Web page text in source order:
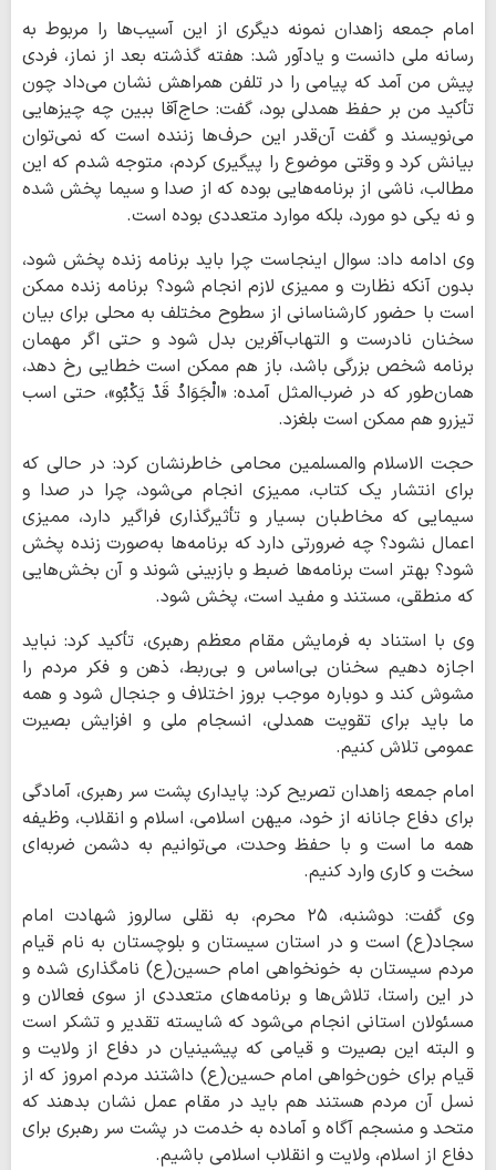
امام جمعه زاهدان نمونه دیگری از این آسیب‌ها را مربوط به
رسانه ملی دانست و یادآور شد: هفته گذشته بعد از نماز، فردی
پیش من آمد که پیامی را در تلفن همراهش نشان می‌داد چون
تأکید من بر حفظ همدلی بود، گفت: حاج‌آقا ببین چه چیزهایی
می‌نویسند و گفت آن‌قدر این حرف‌ها زننده است که نمی‌توان
بیانش کرد و وقتی موضوع را پیگیری کردم، متوجه شدم که این
مطالب، ناشی از برنامه‌هایی بوده که از صدا و سیما پخش شده
و نه یکی دو مورد، بلکه موارد متعددی بوده است.
وی ادامه داد: سوال اینجاست چرا باید برنامه زنده پخش شود،
بدون آنکه نظارت و ممیزی لازم انجام شود؟ برنامه زنده ممکن
است با حضور کارشناسانی از سطوح مختلف به محلی برای بیان
سخنان نادرست و التهاب‌آفرین بدل شود و حتی اگر مهمان
برنامه شخص بزرگی باشد، باز هم ممکن است خطایی رخ دهد،
همان‌طور که در ضرب‌المثل آمده: «الْجَوَادُ قَدْ یَکْبُو»، حتی اسب
تیزرو هم ممکن است بلغزد.
حجت الاسلام والمسلمین محامی خاطرنشان کرد: در حالی که
برای انتشار یک کتاب، ممیزی انجام می‌شود، چرا در صدا و
سیمایی که مخاطبان بسیار و تأثیرگذاری فراگیر دارد، ممیزی
اعمال نشود؟ چه ضرورتی دارد که برنامه‌ها به‌صورت زنده پخش
شود؟ بهتر است برنامه‌ها ضبط و بازبینی شوند و آن بخش‌هایی
که منطقی، مستند و مفید است، پخش شود.
وی با استناد به فرمایش مقام معظم رهبری، تأکید کرد: نباید
اجازه دهیم سخنان بی‌اساس و بی‌ربط، ذهن و فکر مردم را
مشوش کند و دوباره موجب بروز اختلاف و جنجال شود و همه
ما باید برای تقویت همدلی، انسجام ملی و افزایش بصیرت
عمومی تلاش کنیم.
امام جمعه زاهدان تصریح کرد: پایداری پشت سر رهبری، آمادگی
برای دفاع جانانه از خود، میهن اسلامی، اسلام و انقلاب، وظیفه
همه ما است و با حفظ وحدت، می‌توانیم به دشمن ضربه‌ای
سخت و کاری وارد کنیم.
وی گفت: دوشنبه، ۲۵ محرم، به نقلی سالروز شهادت امام
سجاد(ع) است و در استان سیستان و بلوچستان به نام قیام
مردم سیستان به خونخواهی امام حسین(ع) نامگذاری شده و
در این راستا، تلاش‌ها و برنامه‌های متعددی از سوی فعالان و
مسئولان استانی انجام می‌شود که شایسته تقدیر و تشکر است
و البته این بصیرت و قیامی که پیشینیان در دفاع از ولایت و
قیام برای خون‌خواهی امام حسین(ع) داشتند مردم امروز که از
نسل آن مردم هستند هم باید در مقام عمل نشان بدهند که
متحد و منسجم آگاه و آماده به خدمت در پشت سر رهبری برای
دفاع از اسلام، ولایت و انقلاب اسلامی باشیم.